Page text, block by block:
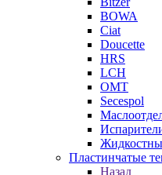
BOWA
Ciat
Doucette
HRS
LCH
OMT
Secespol
Пластинчатые
Назад